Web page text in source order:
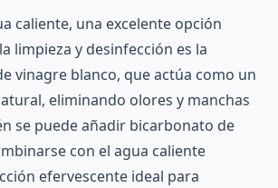
caliente, una excelente opción
limpieza y desinfección es la
vinagre blanco, que actúa como un
eliminando olores y manchas
se puede añadir bicarbonato de
con el agua caliente
efervescente ideal para